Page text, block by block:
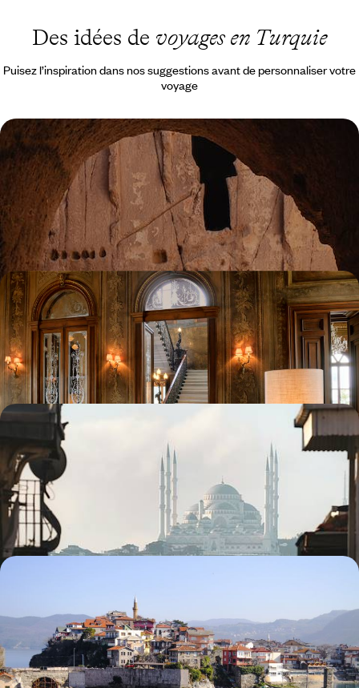
Des idées de voyages en Turquie
Puisez l’inspiration dans nos suggestions avant de personnaliser votre
voyage
La Turquie en famille - Regards neufs sur Istanbul
et la Cappadoce
Explorer sur une semaine deux sites exceptionnels et contrastés : la
grande ville du Bosphore et la géologie poétique de Cappadoce
7 jours, de CHF 1800 à CHF 2300
Un palazzo à Istanbul - La Corne d’Or confidentielle
Trois jours entiers dans un bel hôtel plein d’atmosphère du quartier
occidental de Beyoglu
4 jours, de CHF 1900 à CHF 2600
Quelques jours à Istanbul - Un hiver cosy sur le
Bosphore
À Istanbul, l'hiver est une fête : y prendre part depuis un bel hôtel et l’un
des quartiers historiques les plus attachants du Bosphore
4 jours, de CHF 1900 à CHF 2500
Explorer une Turquie méconnue et historique : châteaux, grottes et
monastères
11 jours, de CHF 2200 à CHF 3000